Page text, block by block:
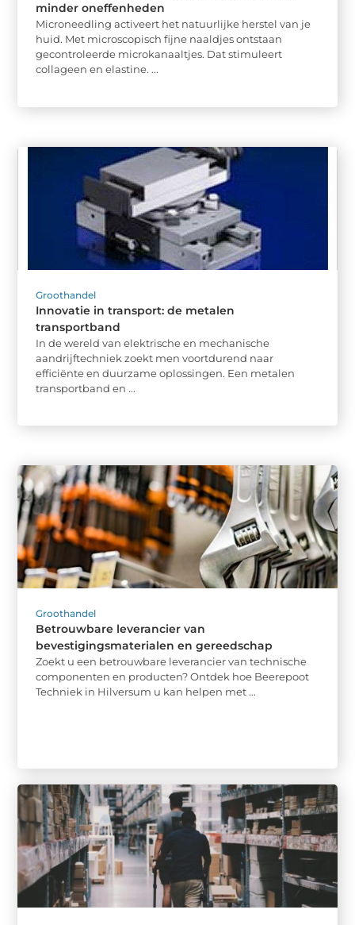
minder oneffenheden
Microneedling activeert het natuurlijke herstel van je
huid. Met microscopisch fijne naaldjes ontstaan
gecontroleerde microkanaaltjes. Dat stimuleert
collageen en elastine. ...
Groothandel
Innovatie in transport: de metalen
transportband
In de wereld van elektrische en mechanische
aandrijftechniek zoekt men voortdurend naar
efficiënte en duurzame oplossingen. Een metalen
transportband en ...
Groothandel
Betrouwbare leverancier van
bevestigingsmaterialen en gereedschap
Zoekt u een betrouwbare leverancier van technische
componenten en producten? Ontdek hoe Beerepoot
Techniek in Hilversum u kan helpen met ...